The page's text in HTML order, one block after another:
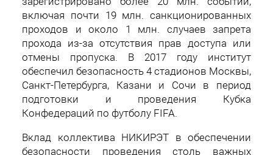
включая почти 19 млн. санкционированных
проходов и около 1 млн. случаев запрета
прохода из-за отсутствия прав доступа или
отмены пропуска. В 2017 году институт
обеспечил безопасность 4 стадионов Москвы,
Санкт-Петербурга, Казани и Сочи в период
подготовки и проведения Кубка
Конфедераций по футболу FIFA.
Вклад коллектива НИКИРЭТ в обеспечении
безопасности проведения столь важных